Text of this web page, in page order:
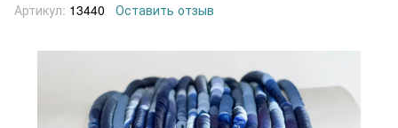
Артикул: 13440 Оставить отзыв